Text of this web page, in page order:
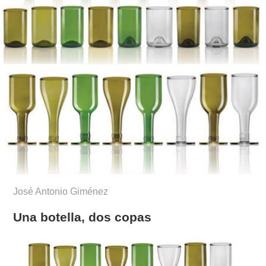
José Antonio Giménez
Una botella, dos copas